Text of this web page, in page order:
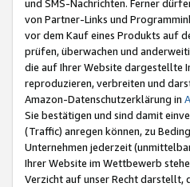
und SMS-Nachrichten. Ferner
von Partner-Links und
vor dem Kauf eines Produkts auf
prüfen, überwachen und
die auf Ihrer Website dargestellte
reproduzieren, verbreiten und
Amazon-Datenschutzerklärung in
Sie bestätigen und sind damit
(Traffic) anregen können, zu
Unternehmen jederzeit
Ihrer Website im Wettbewerb
Verzicht auf unser Recht darstellt,